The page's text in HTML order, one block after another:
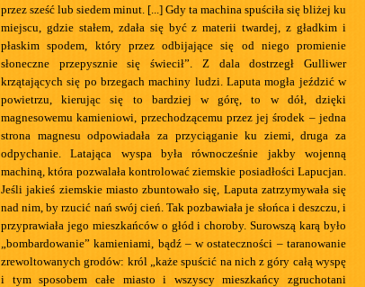
przez sześć lub siedem minut. [...] Gdy ta machina spuściła się bliżej ku
miejscu, gdzie stałem, zdała się być z materii twardej, z gładkim i
płaskim spodem, który przez odbijające się od niego promienie
słoneczne przepysznie się świecił”. Z dala dostrzegł Gulliwer
krzątających się po brzegach machiny ludzi. Laputa mogła jeździć w
powietrzu, kierując się to bardziej w górę, to w dół, dzięki
magnesowemu kamieniowi, przechodzącemu przez jej środek – jedna
strona magnesu odpowiadała za przyciąganie ku ziemi, druga za
odpychanie. Latająca wyspa była równocześnie jakby wojenną
machiną, która pozwalała kontrolować ziemskie posiadłości Lapucjan.
Jeśli jakieś ziemskie miasto zbuntowało się, Laputa zatrzymywała się
nad nim, by rzucić nań swój cień. Tak pozbawiała je słońca i deszczu, i
przyprawiała jego mieszkańców o głód i choroby. Surowszą karą było
„bombardowanie” kamieniami, bądź – w ostateczności – taranowanie
zrewoltowanych grodów: król „każe spuścić na nich z góry całą wyspę
i tym sposobem całe miasto i wszyscy mieszkańcy zgruchotani